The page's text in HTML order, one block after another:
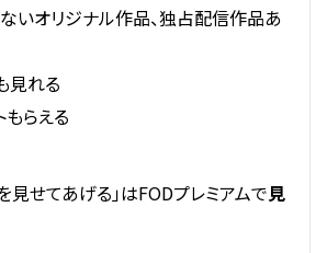
いオリジナル作品、独占配信作品あ
見れる
もらえる
見せてあげる」はFODプレミアムで見